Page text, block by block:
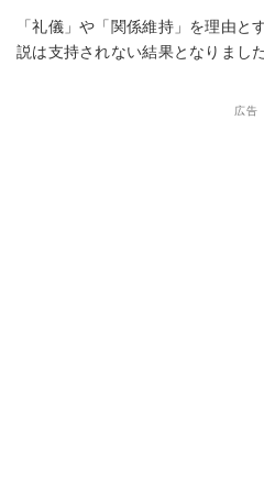
「礼儀」や「関係維持」を理由と
説は支持されない結果となりました
広告